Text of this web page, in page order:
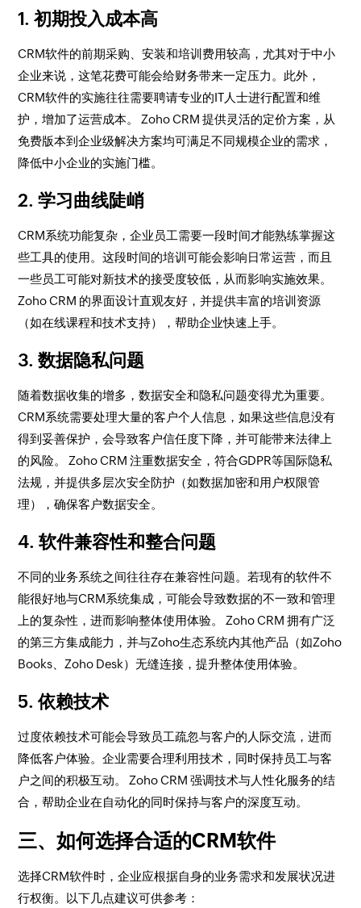
1. 初期投入成本高
CRM软件的前期采购、安装和培训费用较高，尤其对于中小
企业来说，这笔花费可能会给财务带来一定压力。此外，
CRM软件的实施往往需要聘请专业的IT人士进行配置和维
护，增加了运营成本。 Zoho CRM 提供灵活的定价方案，从
免费版本到企业级解决方案均可满足不同规模企业的需求，
降低中小企业的实施门槛。
2. 学习曲线陡峭
CRM系统功能复杂，企业员工需要一段时间才能熟练掌握这
些工具的使用。这段时间的培训可能会影响日常运营，而且
一些员工可能对新技术的接受度较低，从而影响实施效果。
Zoho CRM 的界面设计直观友好，并提供丰富的培训资源
（如在线课程和技术支持），帮助企业快速上手。
3. 数据隐私问题
随着数据收集的增多，数据安全和隐私问题变得尤为重要。
CRM系统需要处理大量的客户个人信息，如果这些信息没有
得到妥善保护，会导致客户信任度下降，并可能带来法律上
的风险。 Zoho CRM 注重数据安全，符合GDPR等国际隐私
法规，并提供多层次安全防护（如数据加密和用户权限管
理），确保客户数据安全。
4. 软件兼容性和整合问题
不同的业务系统之间往往存在兼容性问题。若现有的软件不
能很好地与CRM系统集成，可能会导致数据的不一致和管理
上的复杂性，进而影响整体使用体验。 Zoho CRM 拥有广泛
的第三方集成能力，并与Zoho生态系统内其他产品（如Zoho
Books、Zoho Desk）无缝连接，提升整体使用体验。
5. 依赖技术
过度依赖技术可能会导致员工疏忽与客户的人际交流，进而
降低客户体验。企业需要合理利用技术，同时保持员工与客
户之间的积极互动。 Zoho CRM 强调技术与人性化服务的结
合，帮助企业在自动化的同时保持与客户的深度互动。
三、如何选择合适的CRM软件
选择CRM软件时，企业应根据自身的业务需求和发展状况进
行权衡。以下几点建议可供参考：